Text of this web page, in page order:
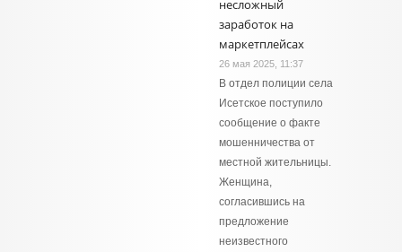
несложный
заработок на
маркетплейсах
26 мая 2025, 11:37
В отдел полиции села
Исетское поступило
сообщение о факте
мошенничества от
местной жительницы.
Женщина,
согласившись на
предложение
неизвестного